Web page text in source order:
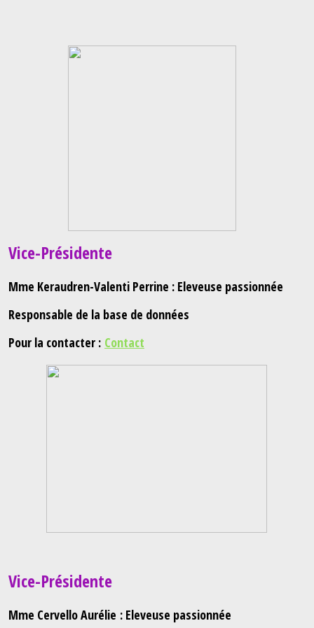
Vice-Présidente
Mme Keraudren-Valenti Perrine : Eleveuse passionnée
Responsable de la base de données
Pour la contacter : Contact
Vice-Présidente
Mme Cervello Aurélie : Eleveuse passionnée